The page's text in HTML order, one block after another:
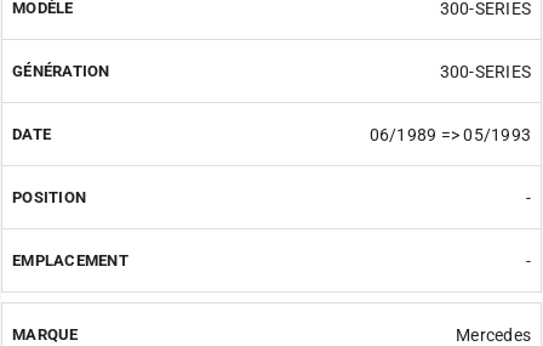
300-SERIES
300-SERIES
06/1989 => 05/1993
-
-
Mercedes